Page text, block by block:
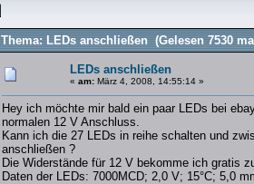
Thema: LEDs anschließen (Gelesen 7530
LEDs anschließen
« am: März 4, 2008, 14:55:14 »
Hey ich möchte mir bald ein paar LEDs bei
normalen 12 V Anschluss.
Kann ich die 27 LEDs in reihe schalten und
anschließen ?
Die Widerstände für 12 V bekomme ich gratis
Daten der LEDs: 7000MCD; 2,0 V; 15°C; 5,0